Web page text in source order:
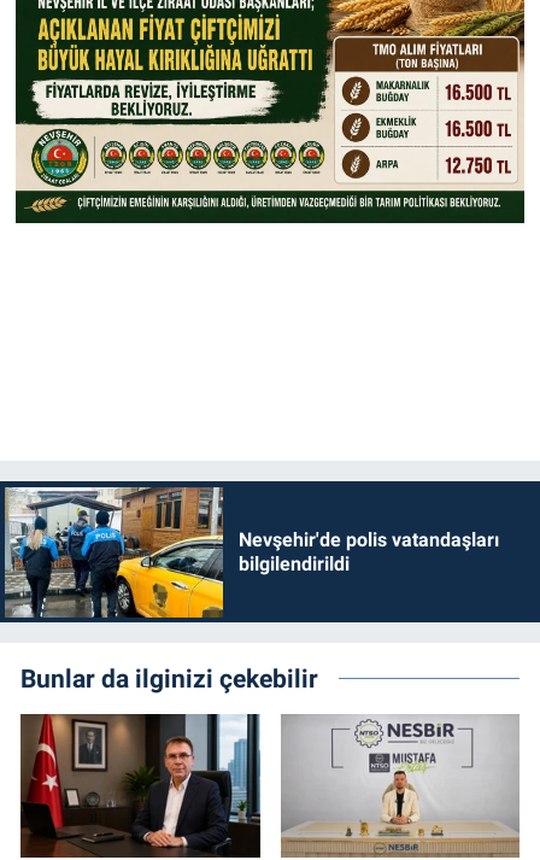
Nevşehir'de polis vatandaşları
bilgilendirildi
Bunlar da ilginizi çekebilir